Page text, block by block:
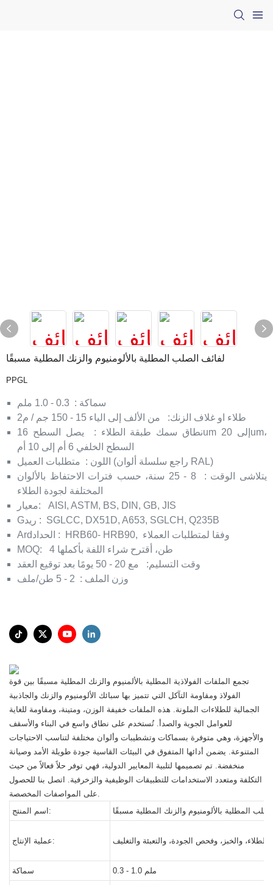
لفائف الصلب المطلية بالألومنيوم والزنك المطلية مسبقًا
PPGL
سماكة :
طلاء او غلاف الزنك:
من الألف إلى الياء 15 - 150 جم / م2
نطاق سمك طبقة الطلاء :
يصل السطح 16um إلى 20um،
السطح الخلفي 6 أم إلى 10 أم
اللون :
متطلبات العميل (راجع سلسلة ألوان RAL)
يتلاشى الوقت :
8 - 25 سنة، حسب فترات الاحتفاظ بالألوان
المختلفة لجودة الطلاء
معيار:
AISI, ASTM, BS, DIN, GB, JIS
: SGLCC, DX51D, A653, SGLCH, Q235B
: HRB60- HRB90, وفقا لمتطلبات العملاء
MOQ:
4 طن، أقترح شراء اللفة بأكملها
وقت التسليم:
مع 20 - 50 يومًا بعد توقيع العقد
وزن الملف :
تجمع الملفات الفولاذية المطلية بالألمنيوم والزنك المطلية مسبقًا بين قوة
الفولاذ ومقاومة التآكل التي تتميز بها سبائك الألومنيوم والزنك والجاذبية
الجمالية للطلاءات الملونة. هذه الملفات خفيفة الوزن، ومتينة، ومقاومة للغاية
للعوامل الجوية والصدأ. تُستخدم على نطاق واسع في البناء والأسقف
والأجهزة، وهي متوفرة بسماكات وتشطيبات وألوان مختلفة لتناسب الاحتياجات
المتنوعة. يضمن أدائها المتفوق في البيئات القاسية جودة طويلة الأمد وصيانة
منخفضة. تم تصميمها لتلبية المعايير الدولية، فهي توفر حلاً فعالاً من حيث
التكلفة ومتعدد الاستخدامات للتطبيقات الوظيفية والزخرفية. اتصل بنا للحصول
على المواصفات المخصصة.
اسم المنتج:
المطلية بالألومنيوم والزنك المطلية مسبقًا
عملية الإنتاج: والخبز، وفحص الجودة، والتعبئة والتغليف
سماكة 0.3 - 1.0 ملم